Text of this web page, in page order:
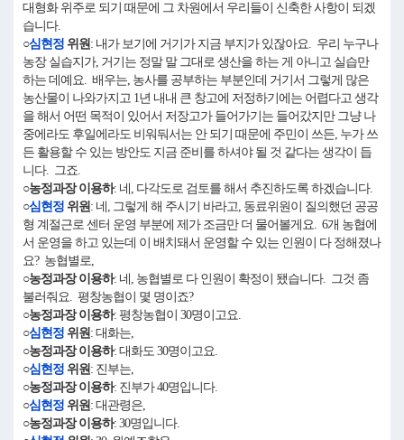
대형화 위주로 되기 때문에 그 차원에서 우리들이 신축한 사항이 되겠
습니다.
○심현정 위원: 내가 보기에 거기가 지금 부지가 있잖아요. 우리 누구나
농장 실습지가, 거기는 정말 말 그대로 생산을 하는 게 아니고 실습만
하는 데예요. 배우는, 농사를 공부하는 부분인데 거기서 그렇게 많은
농산물이 나와가지고 1년 내내 큰 창고에 저정하기에는 어렵다고 생각
을 해서 어떤 목적이 있어서 저장고가 들어가기는 들어갔지만 그냥 나
중에라도 후일에라도 비워둬서는 안 되기 때문에 주민이 쓰든, 누가 쓰
든 활용할 수 있는 방안도 지금 준비를 하셔야 될 것 같다는 생각이 듭
니다. 그죠.
○농정과장 이용하: 네, 다각도로 검토를 해서 추진하도록 하겠습니다.
○심현정 위원: 네, 그렇게 해 주시기 바라고, 동료위원이 질의했던 공공
형 계절근로 센터 운영 부분에 제가 조금만 더 물어볼게요. 6개 농협에
서 운영을 하고 있는데 이 배치돼서 운영할 수 있는 인원이 다 정해졌나
요? 농협별로,
○농정과장 이용하: 네, 농협별로 다 인원이 확정이 됐습니다. 그것 좀
불러줘요. 평창농협이 몇 명이죠?
○농정과장 이용하: 평창농협이 30명이고요.
○심현정 위원: 대화는,
○농정과장 이용하: 대화도 30명이고요.
○심현정 위원: 진부는,
○농정과장 이용하: 진부가 40명입니다.
○심현정 위원: 대관령은,
○농정과장 이용하: 30명입니다.